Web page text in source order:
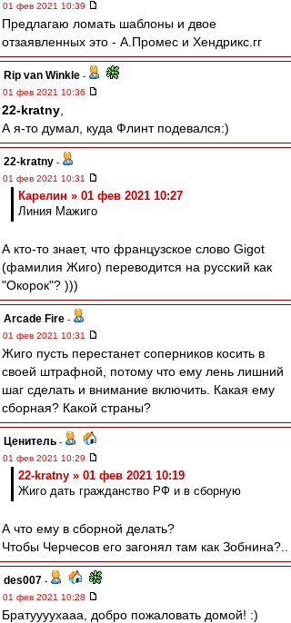
01 фев 2021 10:39
Предлагаю ломать шаблоны и двое
отзаявленных это - А.Промес и Хендрикс.гг
Rip van Winkle -
01 фев 2021 10:36
22-kratny
А я-то думал, куда Флинт подевался:)
22-kratny -
01 фев 2021 10:31
Карелин » 01 фев 2021 10:27
Линия Мажиго
А кто-то знает, что французское слово Gigot
(фамилия Жиго) переводится на русский как
"Окорок"? )))
Arcade Fire -
01 фев 2021 10:31
Жиго пусть перестанет соперников косить в
своей штрафной, потому что ему лень лишний
шаг сделать и внимание включить. Какая ему
сборная? Какой страны?
Ценитель -
01 фев 2021 10:29
22-kratny » 01 фев 2021 10:19
Жиго дать гражданство РФ и в сборную
А что ему в сборной делать?
Чтобы Черчесов его загонял там как Зобнина?..
des007 -
01 фев 2021 10:28
Братуууухааа, добро пожаловать домой! :)